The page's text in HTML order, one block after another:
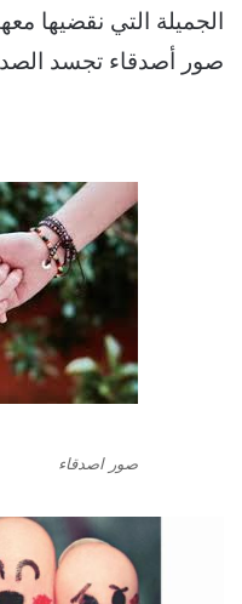
الجميلة التي نقضيها
صور أصدقاء تجسد
صور اصدقاء